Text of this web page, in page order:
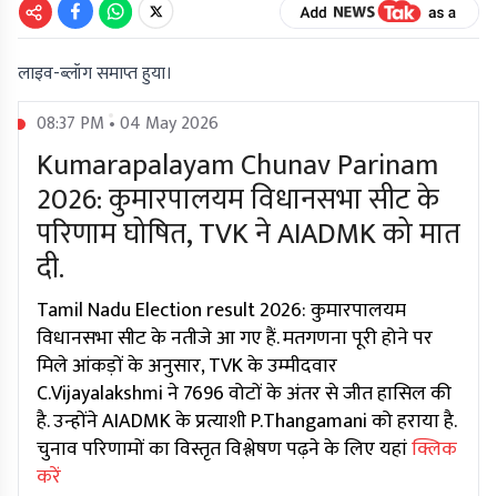
लाइव-ब्लॉग समाप्त हुया।
08:37 PM • 04 May 2026
Kumarapalayam Chunav Parinam
2026: कुमारपालयम विधानसभा सीट के
परिणाम घोषित, TVK ने AIADMK को मात
दी.
Tamil Nadu Election result 2026: कुमारपालयम
विधानसभा सीट के नतीजे आ गए हैं. मतगणना पूरी होने पर
मिले आंकड़ों के अनुसार, TVK के उम्मीदवार
C.Vijayalakshmi ने 7696 वोटों के अंतर से जीत हासिल की
है. उन्होंने AIADMK के प्रत्याशी P.Thangamani को हराया है.
चुनाव परिणामों का विस्तृत विश्लेषण पढ़ने के लिए यहांक्लिक
करें